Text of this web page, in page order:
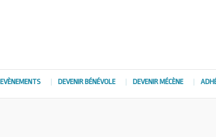
EVÈNEMENTS DEVENIR BÉNÉVOLE DEVENIR MÉCÈNE